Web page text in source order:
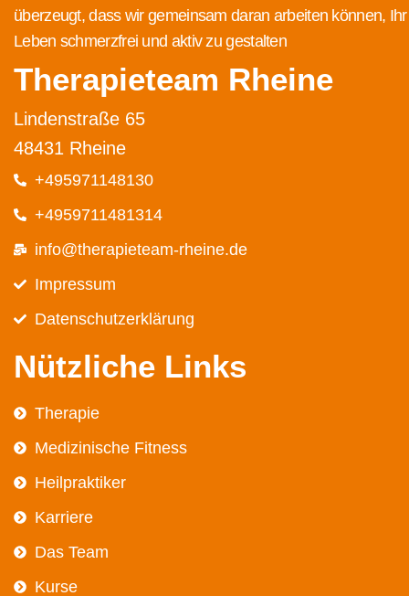
überzeugt, dass wir gemeinsam daran arbeiten können, Ihr
Leben schmerzfrei und aktiv zu gestalten
Therapieteam Rheine
Lindenstraße 65
48431 Rheine
+495971148130
+4959711481314
info@therapieteam-rheine.de
Impressum
Datenschutz­erklärung
Nützliche Links
Therapie
Medizinische Fitness
Heilpraktiker
Karriere
Das Team
Kurse